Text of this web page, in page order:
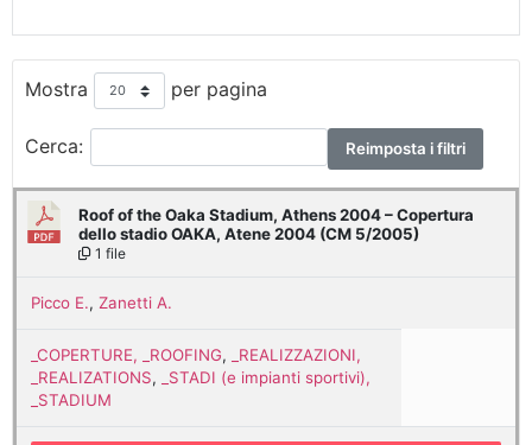
Mostra per pagina
Cerca: Reimposta i filtri
Roof of the Oaka Stadium, Athens 2004 – Copertura
dello stadio OAKA, Atene 2004 (CM 5/2005)
1 file
Picco E., Zanetti A.
_COPERTURE, _ROOFING,
_REALIZZAZIONI,
_REALIZATIONS,
_STADI (e impianti sportivi),
_STADIUM